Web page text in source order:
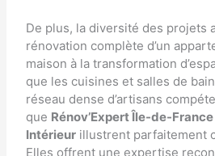
De plus, la diversité des projets
rénovation complète d’un
maison à la transformation
que les cuisines et salles de
réseau dense d’artisans
que Rénov’Expert Île-de-France
Intérieur illustrent parfaitement
Elles offrent une expertise